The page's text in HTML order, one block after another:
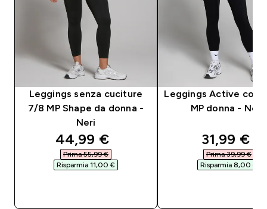
Leggings senza cuciture
7/8 MP Shape da donna -
Neri
discounted price
44,99 €‎
Prima 55,99 €‎
Risparmia 11,00 €‎
Leggings Active con
MP donna - Nero
31,99 €‎
Prima 39,99 €‎
Risparmia 8,00 €‎